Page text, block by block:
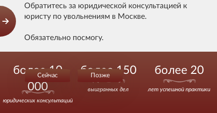
Добрый день, Владимир Валерьевич! Если работник
написал свое заявление об увольнении под давлением
работодателя, по его понуждению. Будет ли законно
такое увольнение работника?
Показать ответ
Обратитесь за юридической консультацией к
юристу по увольнениям в Москве.
Обязательно посмогу.
Сейчас Позже
более 10
000
юридических консультаций
более 150
выигранных дел
более 20
лет успешной практики